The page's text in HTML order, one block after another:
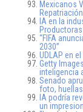
Mexicanos
IA en la
“FIFA
2030”
UDLAP en
Getty
inteligencia
Senado
foto,
IA podría
un